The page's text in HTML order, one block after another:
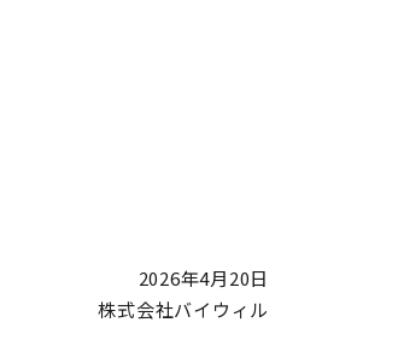
2026年4月20日
株式会社バイウィル